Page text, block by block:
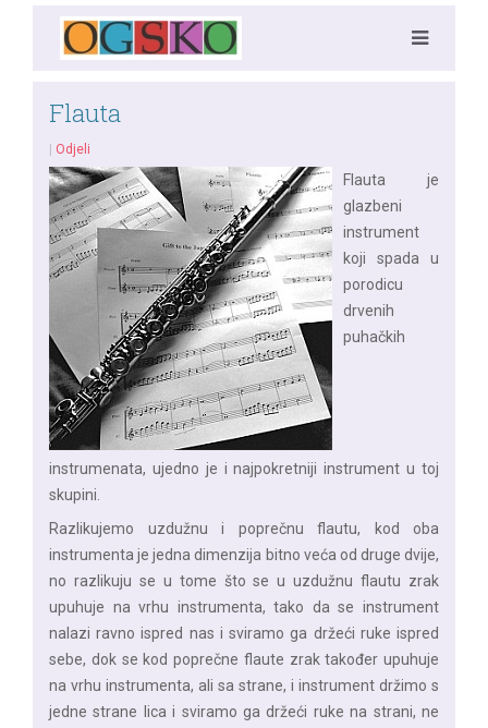
Flauta
Odjeli
Flauta je
glazbeni
instrument
koji spada u
porodicu
drvenih
puhačkih
instrumenata, ujedno je i najpokretniji instrument u toj
skupini.
Razlikujemo uzdužnu i poprečnu flautu, kod oba
instrumenta je jedna dimenzija bitno veća od druge dvije,
no razlikuju se u tome što se u uzdužnu flautu zrak
upuhuje na vrhu instrumenta, tako da se instrument
nalazi ravno ispred nas i sviramo ga držeći ruke ispred
sebe, dok se kod poprečne flaute zrak također upuhuje
na vrhu instrumenta, ali sa strane, i instrument držimo s
jedne strane lica i sviramo ga držeći ruke na strani, ne